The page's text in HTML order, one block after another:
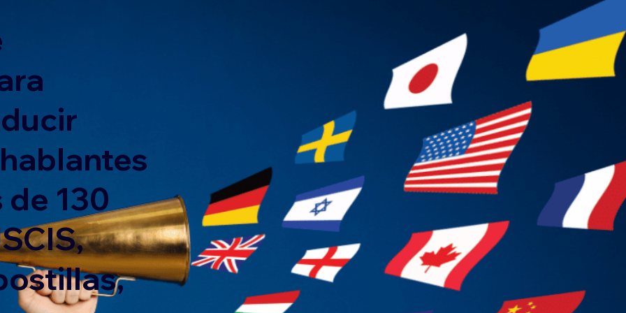
130